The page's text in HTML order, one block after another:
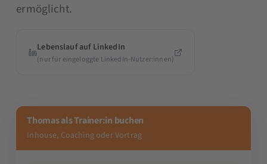
ermöglicht.
Lebenslauf auf LinkedIn
(nur für eingeloggte LinkedIn-Nutzer:innen)
Thomas als Trainer:in buchen
Inhouse, Coaching oder Vortrag